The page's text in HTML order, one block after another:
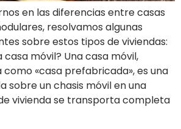
en las diferencias entre casas
resolvamos algunas
sobre estos tipos de viviendas:
casa móvil? Una casa móvil,
«casa prefabricada», es una
sobre un chasis móvil en una
vivienda se transporta completa